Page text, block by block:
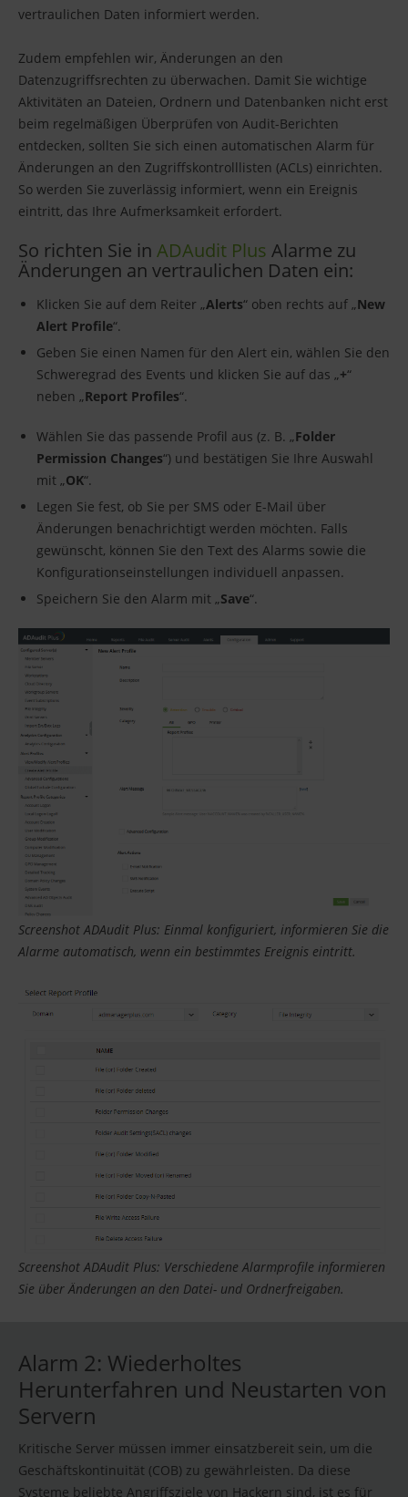
vertraulichen Daten informiert werden.
Zudem empfehlen wir, Änderungen an den
Datenzugriffsrechten zu überwachen. Damit Sie wichtige
Aktivitäten an Dateien, Ordnern und Datenbanken nicht erst
beim regelmäßigen Überprüfen von Audit-Berichten
entdecken, sollten Sie sich einen automatischen Alarm für
Änderungen an den Zugriffskontrolllisten (ACLs) einrichten.
So werden Sie zuverlässig informiert, wenn ein Ereignis
eintritt, das Ihre Aufmerksamkeit erfordert.
So richten Sie in ADAudit Plus Alarme zu
Änderungen an vertraulichen Daten ein:
Klicken Sie auf dem Reiter „Alerts“ oben rechts auf „New
Alert Profile“.
Geben Sie einen Namen für den Alert ein, wählen Sie den
Schweregrad des Events und klicken Sie auf das „+“
neben „Report Profiles“.
Wählen Sie das passende Profil aus (z. B. „Folder
Permission Changes“) und bestätigen Sie Ihre Auswahl
mit „OK“.
Legen Sie fest, ob Sie per SMS oder E-Mail über
Änderungen benachrichtigt werden möchten. Falls
gewünscht, können Sie den Text des Alarms sowie die
Konfigurationseinstellungen individuell anpassen.
Speichern Sie den Alarm mit „Save“.
Screenshot ADAudit Plus: Einmal konfiguriert, informieren Sie die
Alarme automatisch, wenn ein bestimmtes Ereignis eintritt.
Screenshot ADAudit Plus: Verschiedene Alarmprofile informieren
Sie über Änderungen an den Datei- und Ordnerfreigaben.
Alarm 2: Wiederholtes
Herunterfahren und Neustarten von
Servern
Kritische Server müssen immer einsatzbereit sein, um die
Geschäftskontinuität (COB) zu gewährleisten. Da diese
Systeme beliebte Angriffsziele von Hackern sind, ist es für